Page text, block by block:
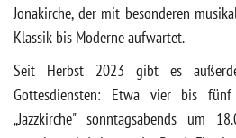
Jonakirche, der mit besonderen
Klassik bis Moderne aufwartet.
Seit Herbst 2023 gibt es
Gottesdiensten: Etwa vier bis
„Jazzkirche" sonntagsabends um